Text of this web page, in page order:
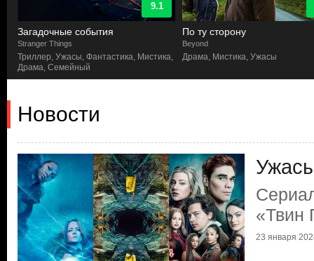
9.1
Загадочные события
Stranger Things
Триллер, Ужасы, Фантастика, Мистика,
Драма, Семейный
По ту сторону
Beyond
Драма, Мистика, Ужасы
Новости
«Твин
23 января